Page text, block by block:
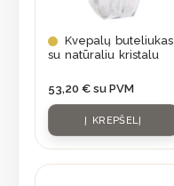
Kvepalų buteliukas
su natūraliu kristalu
53,20 € su PVM
Į KREPŠELĮ